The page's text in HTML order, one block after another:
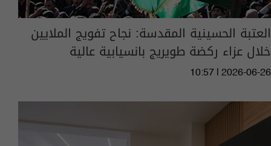
العتبة الحسينية المقدسة: نجاح تفويج الملايين
خلال عزاء ركضة طويريج بانسيابية عالية
10:57 | 2026-06-26